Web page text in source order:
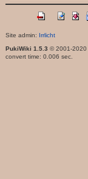
Site admin: Irrlicht
PukiWiki 1.5.3 © 2001-2020
convert time: 0.006 sec.